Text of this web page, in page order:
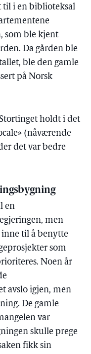
til i en biblioteksal
som ble kjent
Da gården ble
ble den gamle
på Norsk
holdt i det
(nåværende
det var bedre
en
men
inne til å benytte
som
Noen år
avslo igjen, men
De gamle
var
skulle prege
fikk sin